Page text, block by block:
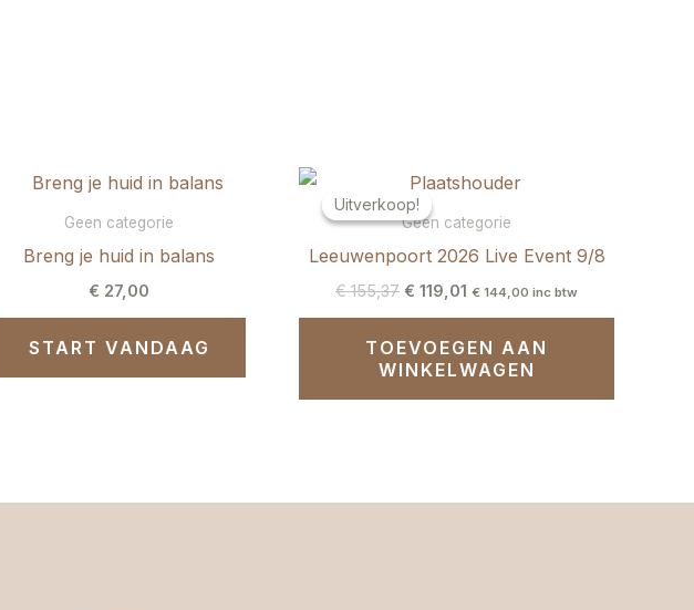
Geen categorie
Breng je huid in balans
€ 27,00
START VANDAAG
Uitverkoop!
Uitverkoop!
Geen categorie
Leeuwenpoort 2026 Live Event 9/8
€155,37
Oorspronkelijke
prijs
was:
€ 119,01
Huidige
prijs
is:
€ 119,01.
€ 144,00 inc btw
TOEVOEGEN AAN
WINKELWAGEN